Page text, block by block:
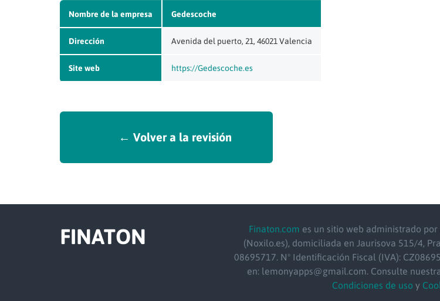
Nombre de la empresa Gedescoche
Dirección Avenida del puerto, 21, 46021 Valencia
Site web https://Gedescoche.es
← Volver a la revisión
FINATON Finaton.com es un sitio web administrado
(Noxilo.es), domiciliada en Jaurisova 515/4,
08695717. Nº Identificación Fiscal (IVA):
en: lemonyapps@gmail.com. Consulte
Condiciones de uso y